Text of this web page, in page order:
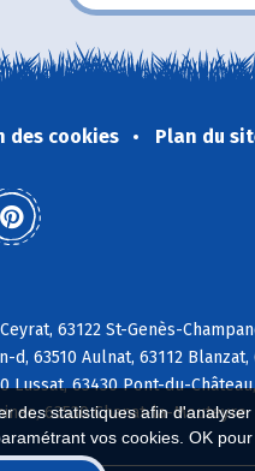
des statistiques afin
vos cookies. OK
des cookies Plan du
63122 St-Genès-
63510 Aulnat, 63112 Blanzat,
63430 Pont-du-
63530 Chanat-la-Mouteyre